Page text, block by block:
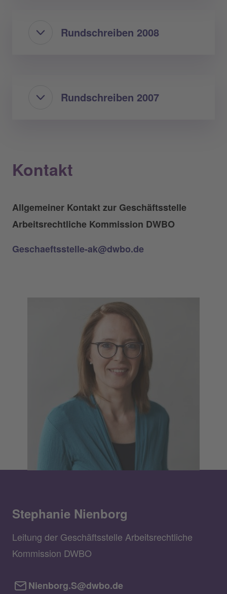
Rundschreiben 2008
Rundschreiben 2007
Kontakt
Allgemeiner Kontakt zur Geschäftsstelle
Arbeitsrechtliche Kommission DWBO
Geschaeftsstelle-ak@dwbo.de
Stephanie Nienborg
Leitung der Geschäftsstelle Arbeitsrechtliche
Kommission DWBO
Nienborg.S@dwbo.de